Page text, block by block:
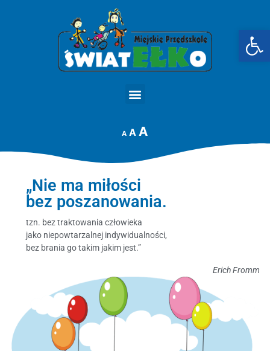
A A A
„Nie ma miłości
bez poszanowania.
tzn. bez traktowania człowieka
jako niepowtarzalnej indywidualności,
bez brania go takim jakim jest.”
Erich Fromm